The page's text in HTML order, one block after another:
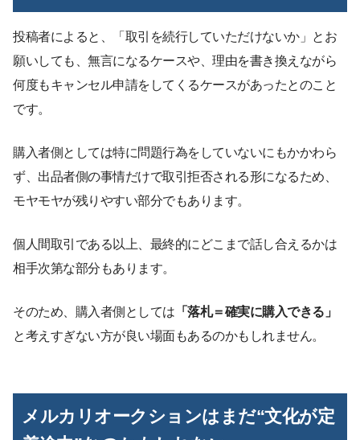
投稿者によると、「取引を続行していただけないか」とお
願いしても、無言になるケースや、理由を書き換えながら
何度もキャンセル申請をしてくるケースがあったとのこと
です。
購入者側としては特に問題行為をしていないにもかかわら
ず、出品者側の事情だけで取引拒否される形になるため、
モヤモヤが残りやすい部分でもあります。
個人間取引である以上、最終的にどこまで話し合えるかは
相手次第な部分もあります。
そのため、購入者側としては 「落札＝確実に購入できる」
と考えすぎない方が良い場面もあるのかもしれません。
メルカリオークションはまだ“文化が定